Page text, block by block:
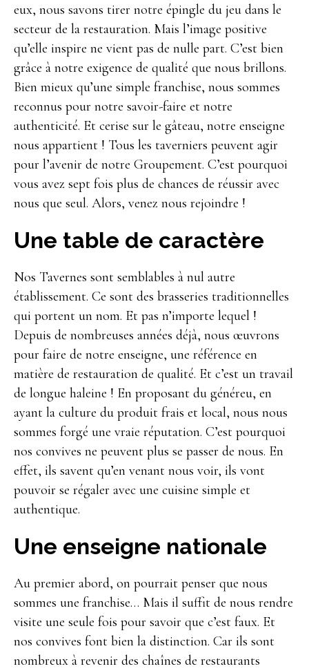
eux, nous savons tirer notre épingle du jeu dans le
secteur de la restauration. Mais l’image positive
qu’elle inspire ne vient pas de nulle part. C’est bien
grâce à notre exigence de qualité que nous brillons.
Bien mieux qu’une simple franchise, nous sommes
reconnus pour notre savoir-faire et notre
authenticité. Et cerise sur le gâteau, notre enseigne
nous appartient ! Tous les taverniers peuvent agir
pour l’avenir de notre Groupement. C’est pourquoi
vous avez sept fois plus de chances de réussir avec
nous que seul. Alors, venez nous rejoindre !
Une table de caractère
Nos Tavernes sont semblables à nul autre
établissement. Ce sont des brasseries traditionnelles
qui portent un nom. Et pas n’importe lequel !
Depuis de nombreuses années déjà, nous œuvrons
pour faire de notre enseigne, une référence en
matière de restauration de qualité. Et c’est un travail
de longue haleine ! En proposant du généreu, en
ayant la culture du produit frais et local, nous nous
sommes forgé une vraie réputation. C’est pourquoi
nos convives ne peuvent plus se passer de nous. En
effet, ils savent qu’en venant nous voir, ils vont
pouvoir se régaler avec une cuisine simple et
authentique.
Une enseigne nationale
Au premier abord, on pourrait penser que nous
sommes une franchise… Mais il suffit de nous rendre
visite une seule fois pour savoir que c’est faux. Et
nos convives font bien la distinction. Car ils sont
nombreux à revenir des chaînes de restaurants